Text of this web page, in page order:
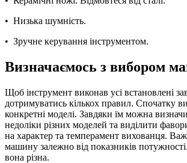
• Низька шумність.
• Зручне керування інструментом.
Визначаємось з вибором
Щоб інструмент виконав усі встановлені
дотримуватись кількох правил. Спочатку
конкретні моделі. Завдяки їм можна
недоліки різних моделей та виділити
на характер та темперамент вихованця.
машину залежно від показників
вона різна.